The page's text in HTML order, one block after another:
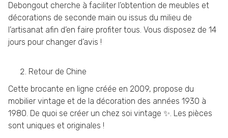
Debongout cherche à faciliter l’obtention de meubles et
décorations de seconde main ou issus du milieu de
l’artisanat afin d’en faire profiter tous. Vous disposez de 14
jours pour changer d’avis !
Retour de Chine
Cette brocante en ligne créée en 2009, propose du
mobilier vintage et de la décoration des années 1930 à
1980. De quoi se créer un chez soi vintage ✨. Les pièces
sont uniques et originales !